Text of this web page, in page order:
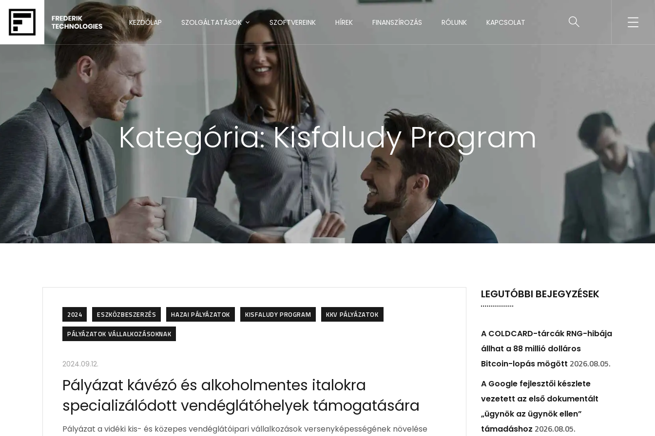
KEZDŐLAP SZOLGÁLTATÁSOK SZOFTVEREINK HÍREK FINANSZÍROZÁS RÓLUNK KAPCSOLAT
Kategória:Kisfaludy Program
2024 ESZKÖZBESZERZÉS HAZAI PÁLYÁZATOK KISFALUDY PROGRAM
KKV PÁLYÁZATOK
PÁLYÁZATOK VÁLLALKOZÁSOKNAK
2024.09.12.
Pályázat kávézó és alkoholmentes italokra
specializálódott vendéglátóhelyek támogatására
Pályázat a vidéki kis- és közepes vendéglátóipari vállalkozások versenyképességének növelése
LEGUTÓBBI BEJEGYZÉSEK
A COLDCARD-tárcák RNG-hibája
állhat a 88 millió dolláros
Bitcoin-lopás mögött 2026.08.05.
A Google fejlesztői készlete
vezetett az első dokumentált
„ügynök az ügynök ellen”
támadáshoz 2026.08.05.